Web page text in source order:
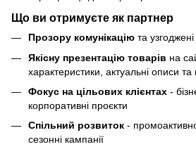
Що ви отримуєте як партнер
Прозору комунікацію та
Якісну презентацію товарів на
характеристики, актуальні описи та
Фокус на цільових клієнтах -
корпоративні проєкти
Спільний розвиток -
сезонні кампанії